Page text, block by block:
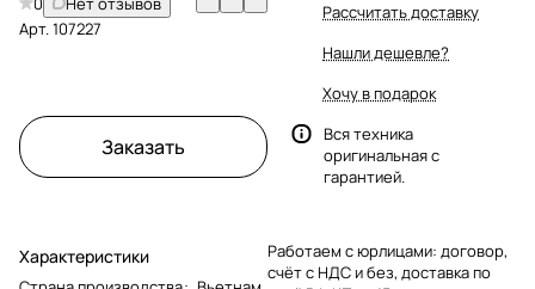
Арт.107227
Заказать
Характеристики
Рассчитать доставку
Нашли дешевле?
Хочу в подарок
Вся техника
оригинальная с
гарантией.
Работаем с юрлицами: договор,
счёт с НДС и без, доставка по